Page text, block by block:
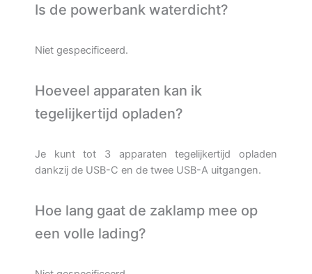
Is de powerbank waterdicht?
Niet gespecificeerd.
Hoeveel apparaten kan ik
tegelijkertijd opladen?
Je kunt tot 3 apparaten tegelijkertijd opladen
dankzij de USB-C en de twee USB-A uitgangen.
Hoe lang gaat de zaklamp mee op
een volle lading?